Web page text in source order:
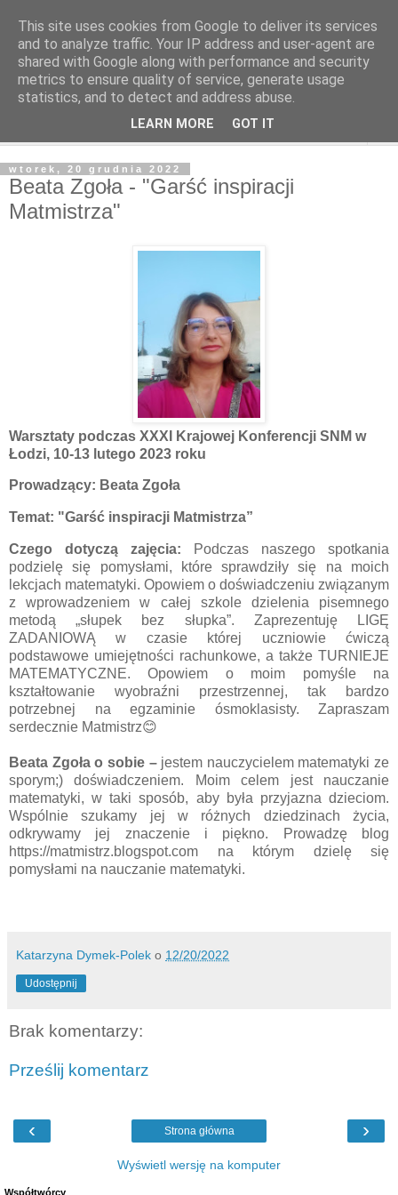
wtorek, 20 grudnia 2022
Beata Zgoła - "Garść inspiracji
Matmistrza"
Warsztaty podczas XXXI Krajowej Konferencji SNM w
Łodzi, 10-13 lutego 2023 roku
Prowadzący: Beata Zgoła
Temat: "Garść inspiracji Matmistrza”
Czego dotyczą zajęcia:
Podczas naszego spotkania
podzielę się pomysłami, które sprawdziły się na moich
lekcjach matematyki. Opowiem o doświadczeniu związanym
z wprowadzeniem w całej szkole dzielenia pisemnego
metodą „słupek bez słupka”. Zaprezentuję LIGĘ
ZADANIOWĄ w czasie której uczniowie ćwiczą
podstawowe umiejętności rachunkowe, a także TURNIEJE
MATEMATYCZNE. Opowiem o moim pomyśle na
kształtowanie wyobraźni przestrzennej, tak bardzo
potrzebnej na egzaminie ósmoklasisty. Zapraszam
serdecznie Matmistrz😊
Beata Zgołao sobie–jestem nauczycielem matematyki ze
sporym;) doświadczeniem. Moim celem jest nauczanie
matematyki, w taki sposób, aby była przyjazna dzieciom.
Wspólnie szukamy jej w różnych dziedzinach życia,
odkrywamy jej znaczenie i piękno. Prowadzę blog
https://matmistrz.blogspot.com na którym dzielę się
pomysłami na nauczanie matematyki.
Katarzyna Dymek-Polek o 12/20/2022
Udostępnij
Brak komentarzy:
Prześlij komentarz
‹ ›
Strona główna
Wyświetl wersję na komputer
Współtwórcy
This site uses cookies from Google to deliver its services
and to analyze traffic. Your IP address and user-agent are
shared with Google along with performance and security
metrics to ensure quality of service, generate usage
statistics, and to detect and address abuse.
LEARN MORE GOT IT